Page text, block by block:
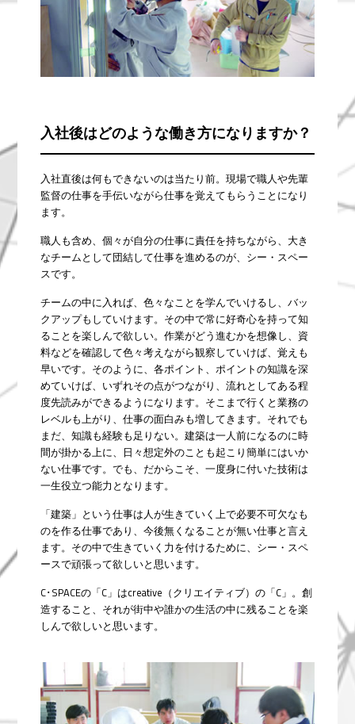
入社後はどのような働き方になりますか？
入社直後は何もできないのは当たり前。現場で職人や先輩
監督の仕事を手伝いながら仕事を覚えてもらうことになり
ます。
職人も含め、個々が自分の仕事に責任を持ちながら、大き
なチームとして団結して仕事を進めるのが、シー・スペー
スです。
チームの中に入れば、色々なことを学んでいけるし、バッ
クアップもしていけます。その中で常に好奇心を持って知
ることを楽しんで欲しい。作業がどう進むかを想像し、資
料などを確認して色々考えながら観察していけば、覚えも
早いです。そのように、各ポイント、ポイントの知識を深
めていけば、いずれその点がつながり、流れとしてある程
度先読みができるようになります。そこまで行くと業務の
レベルも上がり、仕事の面白みも増してきます。それでも
まだ、知識も経験も足りない。建築は一人前になるのに時
間が掛かる上に、日々想定外のことも起こり簡単にはいか
ない仕事です。でも、だからこそ、一度身に付いた技術は
一生役立つ能力となります。
「建築」という仕事は人が生きていく上で必要不可欠なも
のを作る仕事であり、今後無くなることが無い仕事と言え
ます。その中で生きていく力を付けるために、シー・スペ
ースで頑張って欲しいと思います。
C･SPACEの「C」はcreative（クリエイティブ）の「C」。創
造すること、それが街中や誰かの生活の中に残ることを楽
しんで欲しいと思います。